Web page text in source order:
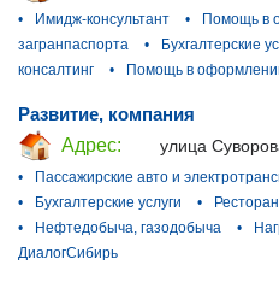
• Имидж-консультант •
Помощь в
загранпаспорта
• Бухгалтерские
консалтинг
• Помощь в
Развитие, компания
Адрес:
улица
•
Пассажирские авто и
•
Бухгалтерские услуги •
•
Нефтедобыча, газодобыча •
ДиалогСибирь